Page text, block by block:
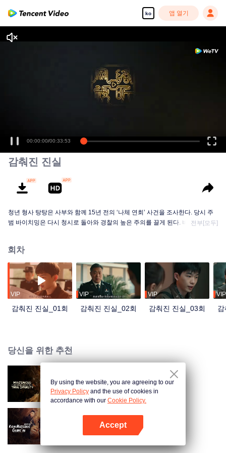
ko 앱 열기
00:00:00/00:33:53
감춰진 진실
청년 형사 탕탕은 사부와 함께 15년 전의 ‘나체 연회’ 사건을 조사한다. 당시 주
범 바이치밍은 다시 청시로 돌아와 경찰의 높은 주의를 끌게 된다. 바이치밍을
을 속여 불법 이득을 취하고 있었고, 이 사건은 바이치밍의 범죄와 깊은 연관이
있었다. 또, 도시 내에서 개 도둑 두 명은 계속 큰 사회적 파장을 일으키고 있었
고, 독성 음식에 의해 피해를 본 노인과 어린이들의 사건을 촉발하며 사회적 갈
등을 심화시킨다. 그들의 뒤에는 ‘바이’과의 관계가 있었고, 지역 내 유명한 훙윈
레스토랑의 사장 왕리는 실수로 살인을 저지른다. 그리고 이상하게 사라진 유기
을 점차 밝혀내지만, 그때, 소꿉친구가 납치되고 그 배후에 숨겨진 범인은…
전부[모두]
회차
VIP
감춰진 진실_01회
VIP
감춰진 진실_02회
VIP
감춰진 진실_03회
VIP
당신을 위한 추천
당대 기이록
Mysterious Tales of Chang'An
By using the website, you are agreeing to our
Privacy Policy and the use of cookies in
accordance with our Cookie Policy.
Accept